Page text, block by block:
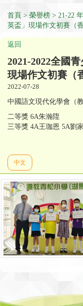
首頁 榮譽榜 21-22
英盃」現場作文初賽（香
返回
2021-2022全國
現場作文初賽（
2022-07-28
中國語文現代化學會（
二等獎 6A朱瀚陞
三等獎 4A王珈恩 5A劉
中文